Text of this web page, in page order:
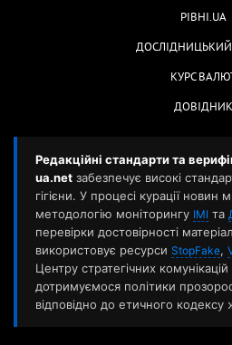
РІВНІ.UA
КУРС
ДОВІДНИК
Редакційні стандарти та
ua.net забезпечує високі
гігієни. У процесі курації
методологію моніторингу ІМІ та
перевірки достовірності
використовує ресурси StopFake,
Центру стратегічних
дотримуємося політики
відповідно до етичного кодексу